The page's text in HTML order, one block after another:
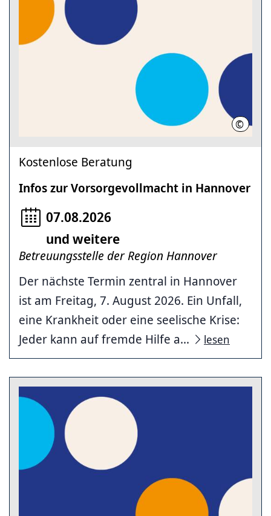
©
Kostenlose Beratung
Infos zur Vorsorgevollmacht in Hannover
07.08.2026
und weitere
Betreuungsstelle der Region Hannover
Der nächste Termin zentral in Hannover
ist am Freitag, 7. August 2026. Ein Unfall,
eine Krankheit oder eine seelische Krise:
Jeder kann auf fremde Hilfe a...
lesen